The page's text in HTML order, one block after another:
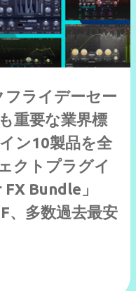
ライデーセー
重要な業界標
ン10製品を全
クトプラグイ
Bundle」
、多数過去最安